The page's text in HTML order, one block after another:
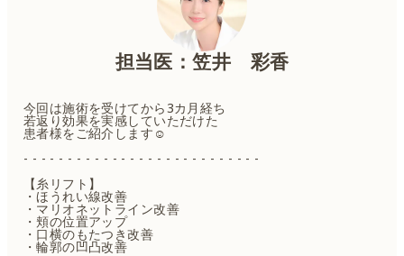
担当医：笠井 彩香
今回は施術を受けてから3カ月経ち
若返り効果を実感していただけた
患者様をご紹介します☺️
- - - - - - - - - - - - - - - - - - - - - - - - - - -
【糸リフト】
・ほうれい線改善
・マリオネットライン改善
・頬の位置アップ
・口横のもたつき改善
・輪郭の凹凸改善